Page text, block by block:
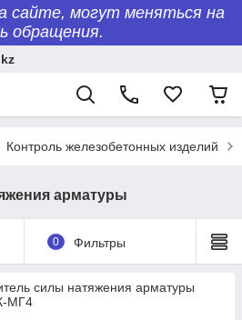
сайте, могут меняться на
обращения.
Контроль железобетонных изделий
арматуры
0 Фильтры
силы натяжения арматуры
МГ4